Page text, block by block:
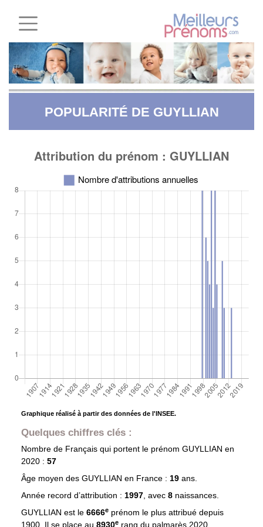
POPULARITÉ DE GUYLLIAN
Graphique réalisé à partir des données de l'INSEE.
Quelques chiffres clés :
Nombre de Français qui portent le prénom GUYLLIAN en
2020 : 57
Âge moyen des GUYLLIAN en France : 19 ans.
Année record d’attribution : 1997, avec 8 naissances.
GUYLLIAN est le 6666eprénom le plus attribué depuis
1900. Il se place au 8930e rang du palmarès 2020.